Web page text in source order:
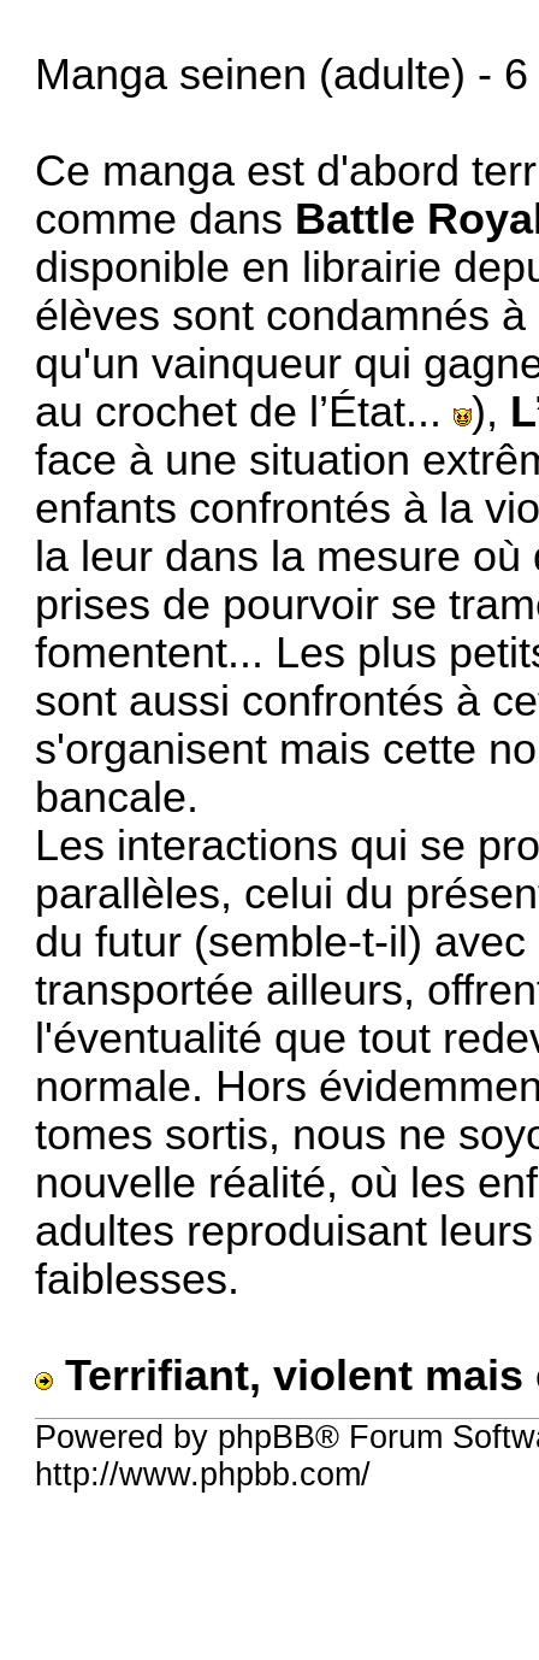
Manga seinen (adulte) -
Ce manga est d'abord
comme dans Battle
disponible en librairie
élèves sont condamnés
qu'un vainqueur qui
au crochet de l’État... ),
face à une situation
enfants confrontés à la
la leur dans la mesure
prises de pourvoir se
fomentent... Les plus
sont aussi confrontés à
s'organisent mais cette
bancale.
Les interactions qui se
parallèles, celui du
du futur (semble-t-il)
transportée ailleurs,
l'éventualité que tout
normale. Hors
tomes sortis, nous ne
nouvelle réalité, où les
adultes reproduisant
faiblesses.
Terrifiant, violent
Powered by phpBB® Forum
http://www.phpbb.com/